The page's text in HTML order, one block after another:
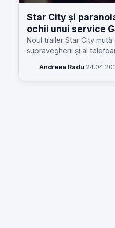
Star City și
ochii unui service
Noul trailer Star City
supravegherii și al
Andreea Radu·